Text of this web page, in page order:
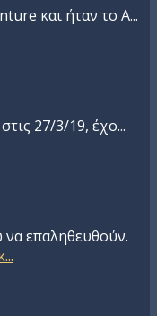
και ήταν το A...
27/3/19, έχο...
επαληθευθούν.